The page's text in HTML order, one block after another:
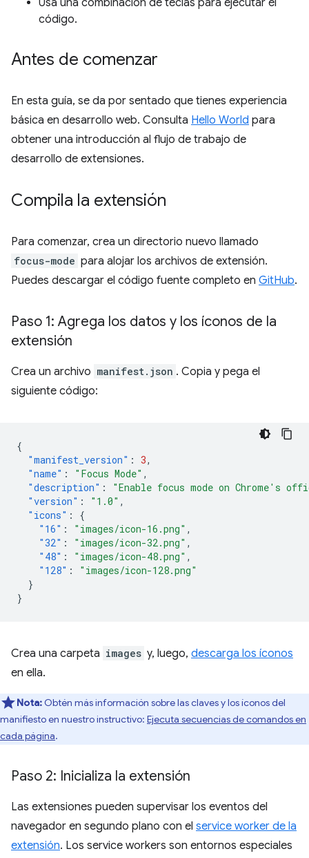
Usa una combinación de teclas para ejecutar el
código.
Antes de comenzar
En esta guía, se da por sentado que tienes experiencia
básica en desarrollo web. Consulta Hello World para
obtener una introducción al flujo de trabajo de
desarrollo de extensiones.
Compila la extensión
Para comenzar, crea un directorio nuevo llamado
focus-mode para alojar los archivos de extensión.
Puedes descargar el código fuente completo en GitHub.
Paso 1: Agrega los datos y los íconos de la
extensión
Crea un archivo manifest.json . Copia y pega el
siguiente código:
{
"manifest_version" : 3,
"name" : "Focus Mode" ,
"description" :
"Enable focus mode on Chrome's
"version" : "1.0" ,
"icons" :
{
"16" : "images/icon-16.png" ,
"32" : "images/icon-32.png" ,
"48" : "images/icon-48.png" ,
"128" :
"images/icon-128.png"
}
}
Crea una carpeta images y, luego, descarga los íconos
en ella.
Nota: Obtén más información sobre las claves y los íconos del
manifiesto en nuestro instructivo: Ejecuta secuencias de comandos en
cada página.
Paso 2: Inicializa la extensión
Las extensiones pueden supervisar los eventos del
navegador en segundo plano con el service worker de la
extensión. Los service workers son entornos especiales